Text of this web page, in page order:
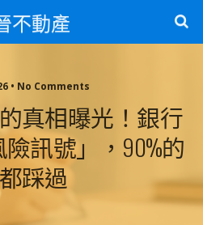
不動產
• No Comments
真相曝光！銀行
訊號」，90%的
踩過